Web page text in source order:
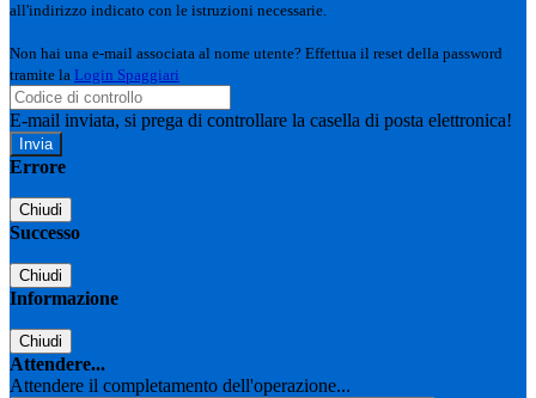
all'indirizzo indicato con le istruzioni necessarie.
Non hai una e-mail associata al nome utente? Effettua il reset della password
tramite la Login Spaggiari
E-mail inviata, si prega di controllare la casella di posta elettronica!
Errore
Chiudi
Successo
Chiudi
Informazione
Chiudi
Attendere...
Attendere il completamento dell'operazione...